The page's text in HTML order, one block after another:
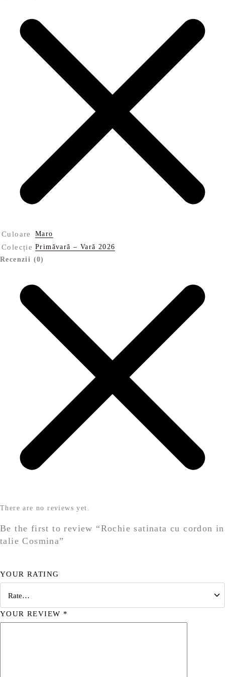
Culoare Maro
Colecție Primăvară – Vară 2026
Recenzii (0)
There are no reviews yet.
Be the first to review “Rochie satinata cu cordon in
talie Cosmina”
YOUR RATING
YOUR REVIEW *